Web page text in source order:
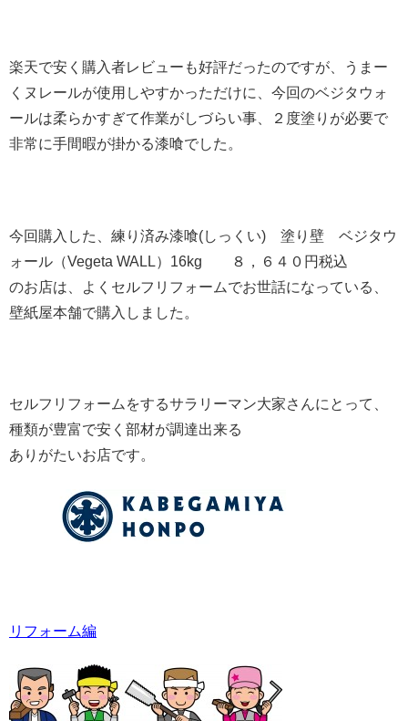
楽天で安く購入者レビューも好評だったのですが、うまー
くヌレールが使用しやすかっただけに、今回のベジタウォ
ールは柔らかすぎて作業がしづらい事、２度塗りが必要で
非常に手間暇が掛かる漆喰でした。
今回購入した、練り済み漆喰(しっくい) 塗り壁 ベジタウ
ォール（Vegeta WALL）16kg ８，６４０円税込
のお店は、よくセルフリフォームでお世話になっている、
壁紙屋本舗で購入しました。
セルフリフォームをするサラリーマン大家さんにとって、
種類が豊富で安く部材が調達出来る
ありがたいお店です。
リフォーム編